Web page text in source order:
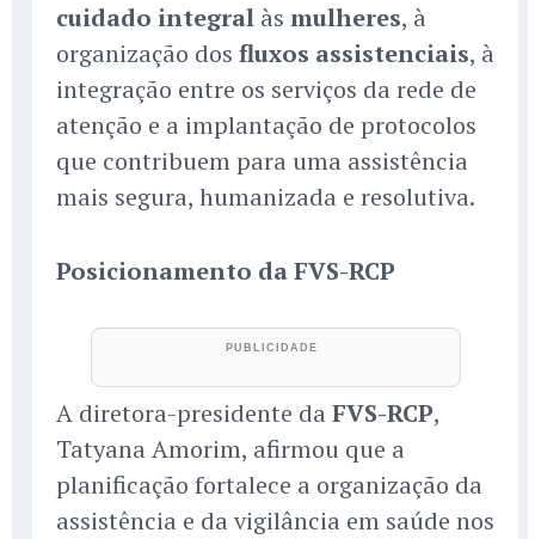
cuidado integral às mulheres, à
organização dos fluxos assistenciais, à
integração entre os serviços da rede de
atenção e a implantação de protocolos
que contribuem para uma assistência
mais segura, humanizada e resolutiva.
Posicionamento da FVS-RCP
A diretora-presidente da FVS-RCP,
Tatyana Amorim, afirmou que a
planificação fortalece a organização da
assistência e da vigilância em saúde nos